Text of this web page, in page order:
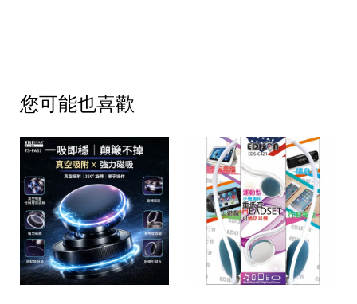
您可能也喜歡